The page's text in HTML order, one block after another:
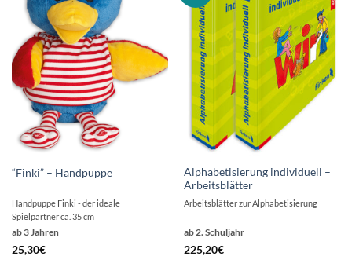
“Finki” – Handpuppe
ab 3 Jahren
25,30€
Handpuppe Finki - der ideale
Spielpartner ca. 35 cm
Alphabetisierung individuell –
Arbeitsblätter
ab 2. Schuljahr
225,20€
Arbeitsblätter zur Alphabetisierung